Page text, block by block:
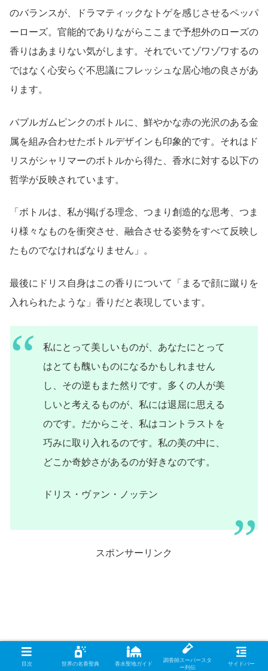
のバランスが、ドラマティックなトゲを感じさせるペッパ
ーローズ。官能的でありながらここまで予想外のローズの
香りはあまりない気がします。それでいてゾワゾワするの
ではなく心安らぐ不思議にフレッシュな居心地の良さがあ
ります。
バブルガムピンクのボトルに、鮮やかな赤の光沢のある金
属を組み合わせたボトルデザインも印象的です。それはド
リスがシャリマーのボトルから得た、香水に対する以下の
哲学が反映されています。
「ボトルは、私が掲げる理念、つまり創造的な思考、つま
り様々なものを衝突させ、融合させる姿勢をすべて反映し
たものでなければなりません」。
最後にドリス自身はこの香りについて「まるで顔に蹴りを
入れられたような」香りだと表現しています。
私にとって美しいものが、あなたにとって
はとても醜いものになるかもしれません
し、その逆もまた然りです。多くの人が美
しいと考えるものが、私には退屈に思える
のです。だからこそ、私はコントラストを
巧みに取り入れるのです。私の美の中に、
どこか奇妙さがあるのが好きなのです。
ドリス・ヴァン・ノッテン
スポンサーリンク
目次 世界の名香聖典 香水聖地ガイド
調香師スーパースタ
ー列伝
サイドバー